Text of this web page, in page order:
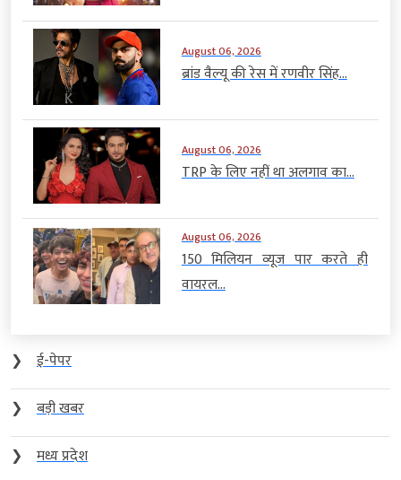
August 06, 2026
ब्रांड वैल्यू की रेस में रणवीर सिंह...
August 06, 2026
TRP के लिए नहीं था अलगाव का...
August 06, 2026
150 मिलियन व्यूज पार करते ही
वायरल...
❯
ई-पेपर
❯
बड़ी खबर
❯
मध्य प्रदेश